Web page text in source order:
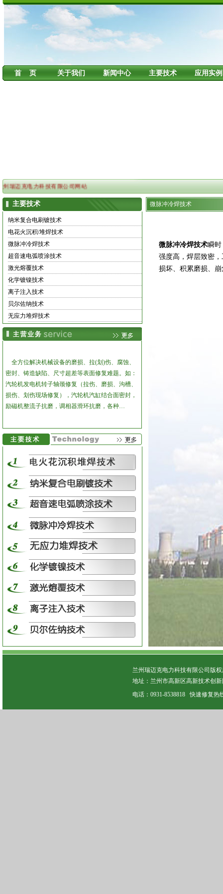
首 页 关于我们 新闻中心 主要技术 应用实例
瑞迈克电力科技有限公司网站
主要技术
纳米复合电刷镀技术
电花火沉积/堆焊技术
微脉冲冷焊技术
超音速电弧喷涂技术
激光熔覆技术
化学镀镍技术
离子注入技术
贝尔佐纳技术
无应力堆焊技术
全方位解决机械设备的磨损、拉(划)伤、腐蚀、
密封、铸造缺陷、尺寸超差等表面修复难题。 如：
汽轮机发电机转子轴颈修复（拉伤、磨损、沟槽、
损伤、划伤现场修复），汽轮机汽缸结合面密封，
励磁机整流子抗磨，调相器滑环抗磨，各种…
微脉冲冷焊技术
微脉冲冷焊技术瞬时
强度高，焊层致密
损坏、积累磨损、
兰州瑞迈克电力科技有限公司版权
地址：兰州市高新区高新技术创
电话：0931-8538818 快速修复热